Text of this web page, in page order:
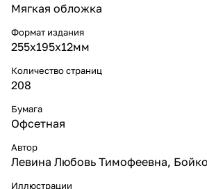
Мягкая обложка
Формат издания
255х195х12мм
Количество страниц
208
Бумага
Офсетная
Автор
Левина Любовь Тимофеевна,
Иллюстрации